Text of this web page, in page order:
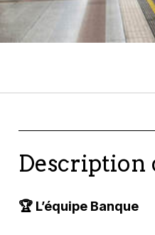
Description
🏆 L’équipe Banque